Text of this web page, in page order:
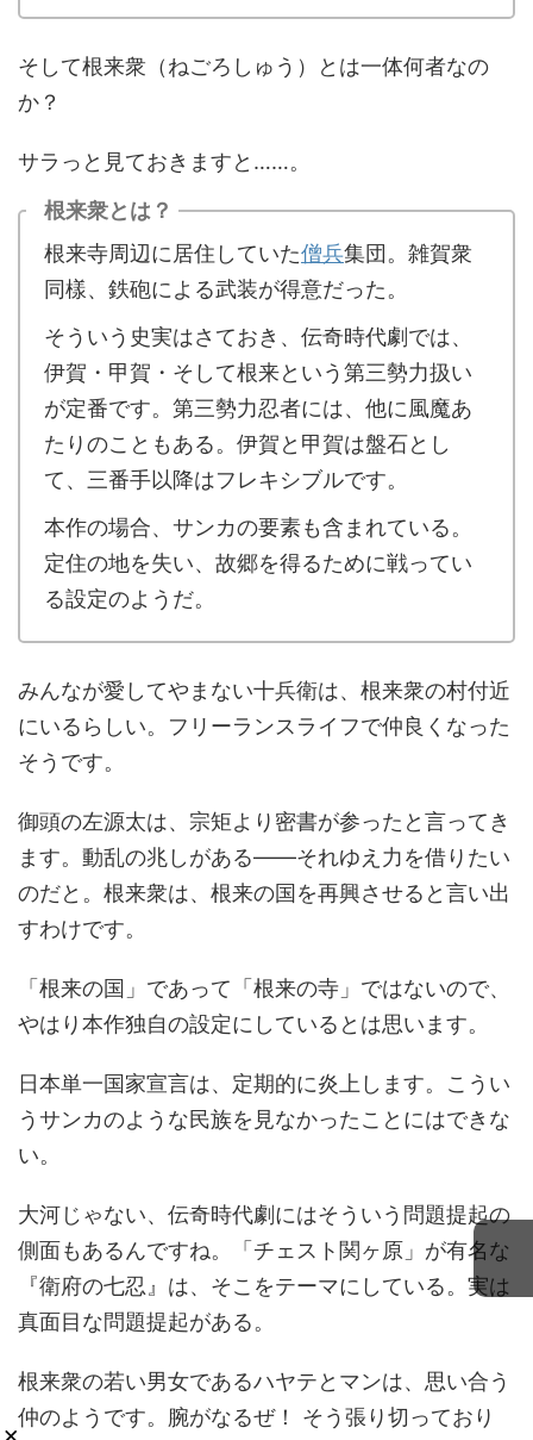
そして根来衆（ねごろしゅう）とは一体何者なの
か？
サラっと見ておきますと……。
根来衆とは？
根来寺周辺に居住していた僧兵集団。雑賀衆
同樣、鉄砲による武装が得意だった。
そういう史実はさておき、伝奇時代劇では、
伊賀・甲賀・そして根来という第三勢力扱い
が定番です。第三勢力忍者には、他に風魔あ
たりのこともある。伊賀と甲賀は盤石とし
て、三番手以降はフレキシブルです。
本作の場合、サンカの要素も含まれている。
定住の地を失い、故郷を得るために戦ってい
る設定のようだ。
みんなが愛してやまない十兵衛は、根来衆の村付近
にいるらしい。フリーランスライフで仲良くなった
そうです。
御頭の左源太は、宗矩より密書が参ったと言ってき
ます。動乱の兆しがある――それゆえ力を借りたい
のだと。根来衆は、根来の国を再興させると言い出
すわけです。
「根来の国」であって「根来の寺」ではないので、
やはり本作独自の設定にしているとは思います。
日本単一国家宣言は、定期的に炎上します。こうい
うサンカのような民族を見なかったことにはできな
い。
大河じゃない、伝奇時代劇にはそういう問題提起の
側面もあるんですね。「チェスト関ヶ原」が有名な
『衛府の七忍』は、そこをテーマにしている。実は
真面目な問題提起がある。
根来衆の若い男女であるハヤテとマンは、思い合う
仲のようです。腕がなるぜ！ そう張り切っており